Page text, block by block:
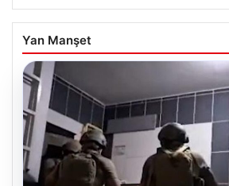
Yan Manşet